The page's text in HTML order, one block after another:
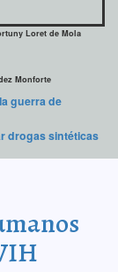
Loret de Mola
Monforte
guerra de
drogas sintéticas
civil
Mari Tere Menéndez